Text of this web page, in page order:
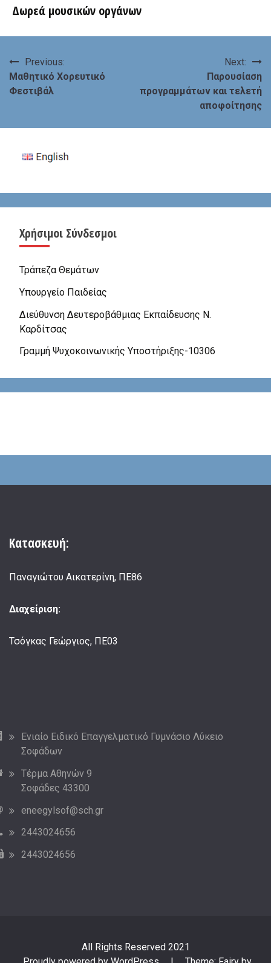
Δωρεά μουσικών οργάνων
Πλοήγηση
άρθρων
Previous:
Μαθητικό Χορευτικό
Φεστιβάλ
Next:
Παρουσίαση
προγραμμάτων και τελετή
αποφοίτησης
Χρήσιμοι Σύνδεσμοι
Τράπεζα Θεμάτων
Υπουργείο Παιδείας
Διεύθυνση Δευτεροβάθμιας Εκπαίδευσης Ν.
Καρδίτσας
Γραμμή Ψυχοκοινωνικής Υποστήριξης-10306
Κατασκευή:
Παναγιώτου Αικατερίνη, ΠΕ86
Διαχείριση:
Τσόγκας Γεώργιος, ΠΕ03
Ενιαίο Ειδικό Επαγγελματικό Γυμνάσιο Λύκειο
Σοφάδων
Τέρμα Αθηνών 9
Σοφάδες 43300
eneegylsof@sch.gr
2443024656
2443024656
All Rights Reserved 2021